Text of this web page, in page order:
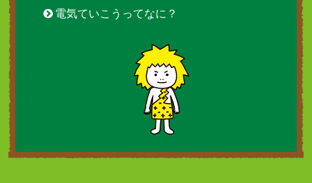
電気ていこうってなに？